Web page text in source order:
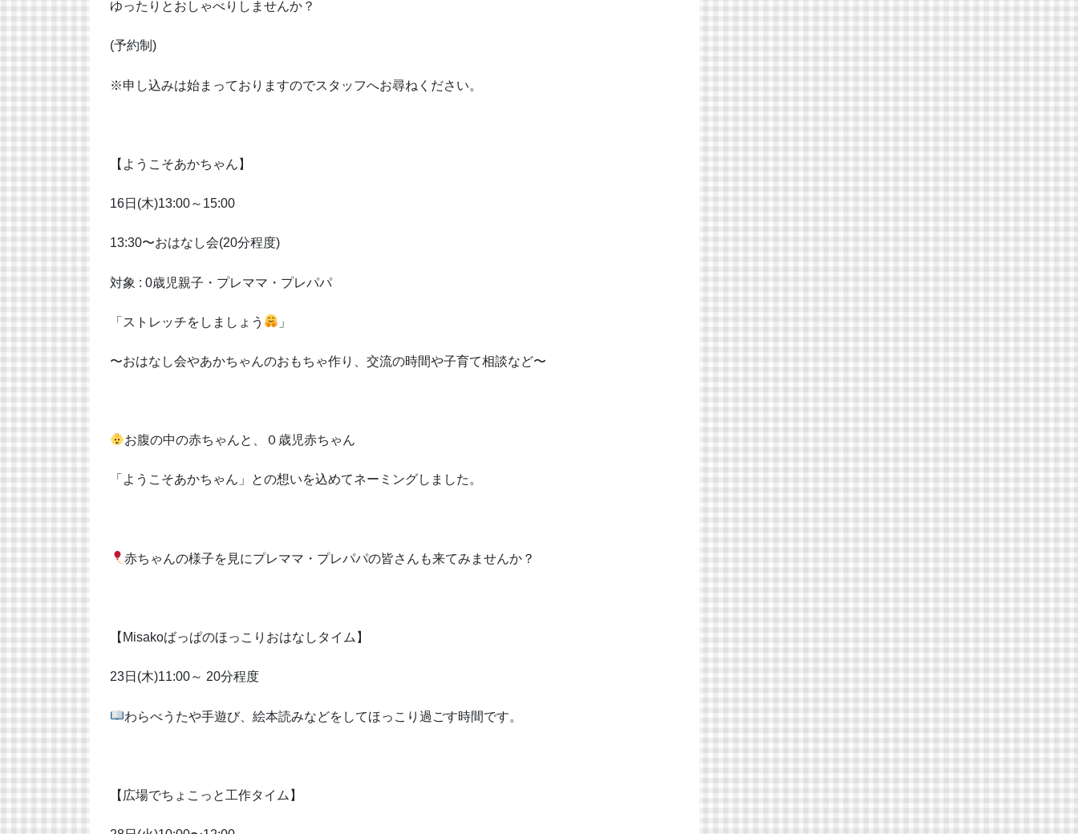
ゆったりとおしゃべりしませんか？
(予約制)
※申し込みは始まっておりますのでスタッフへお尋ねください。
【ようこそあかちゃん】
16日(木)13:00～15:00
13:30〜おはなし会(20分程度)
対象 : 0歳児親子・プレママ・プレパパ
「ストレッチをしましょう 」
〜おはなし会やあかちゃんのおもちゃ作り、交流の時間や子育て相談など〜
お腹の中の赤ちゃんと、０歳児赤ちゃん
「ようこそあかちゃん」との想いを込めてネーミングしました。
赤ちゃんの様子を見にプレママ・プレパパの皆さんも来てみませんか？
【Misakoばっぱのほっこりおはなしタイム】
23日(木)11:00～ 20分程度
わらべうたや手遊び、絵本読みなどをしてほっこり過ごす時間です。
【広場でちょこっと工作タイム】